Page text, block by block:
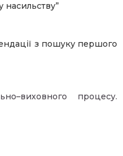
насильству”
з пошуку першого
процесу.